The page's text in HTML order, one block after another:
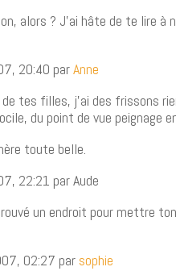
alors ? J’ai hâte de te lire à
20:40 parAnne
tes filles, j’ai des frissons
du point de vue peignage
toute belle.
22:21 par Aude
un endroit pour mettre
02:27 par sophie